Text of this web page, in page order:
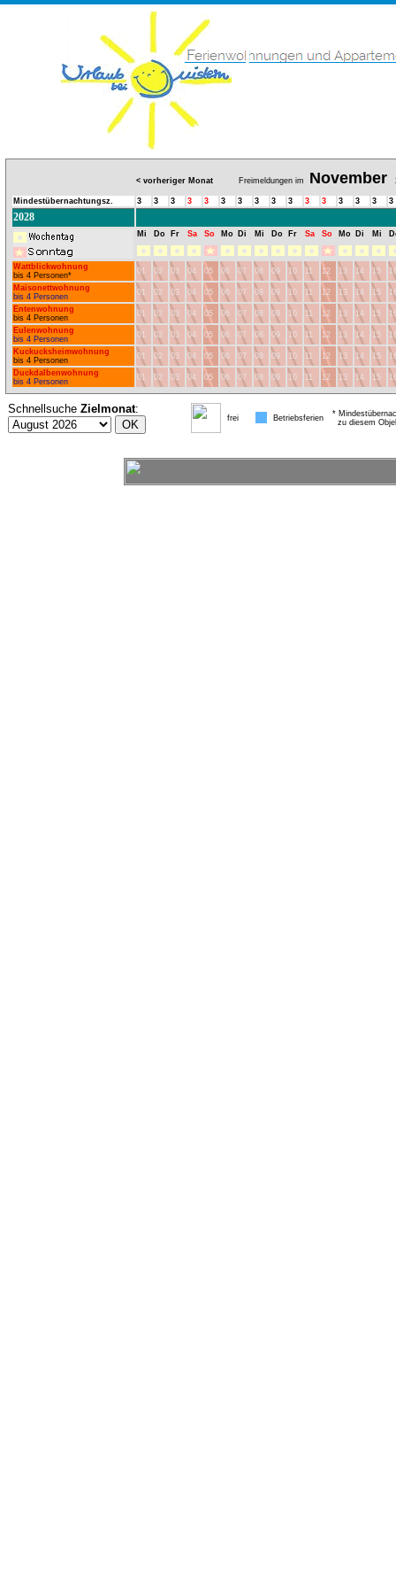
< vorheriger Monat Freimeldungen im November
Mindestübernachtungsz. 3 3 3 3 3 3 3 3 3 3 3 3 3 3 3 3
2028
Mi Do Fr Sa So Mo Di Mi Do Fr Sa So Mo Di Mi
Wattblickwohnung
bis 4 Personen*
01 02 03 04 05 06 07 08 09 10 11 12 13 14 15
Maisonettwohnung
bis 4 Personen
01 02 03 04 05 06 07 08 09 10 11 12 13 14 15
Entenwohnung
bis 4 Personen
01 02 03 04 05 06 07 08 09 10 11 12 13 14 15
Eulenwohnung
bis 4 Personen
01 02 03 04 05 06 07 08 09 10 11 12 13 14 15
Kuckucksheimwohnung
bis 4 Personen
01 02 03 04 05 06 07 08 09 10 11 12 13 14 15
Duckdalbenwohnung
bis 4 Personen
01 02 03 04 05 06 07 08 09 10 11 12 13 14 15
Schnellsuche Zielmonat:
frei Betriebsferien
*
zu diesem